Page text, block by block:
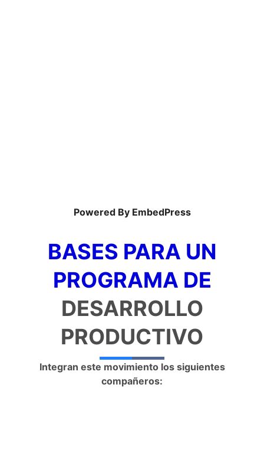
Powered By EmbedPress
BASES PARA UN
PROGRAMA DE
DESARROLLO
PRODUCTIVO
Integran este movimiento los siguientes
compañeros: